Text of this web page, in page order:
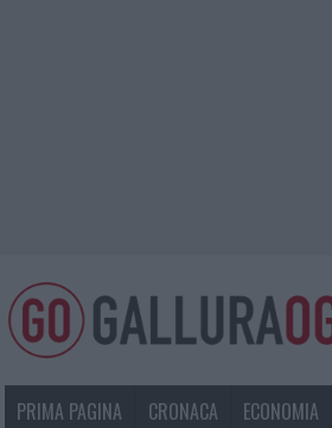
PRIMA PAGINA CRONACA ECONOMIA